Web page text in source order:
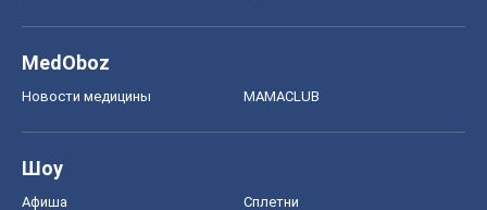
MedOboz
Новости медицины MAMACLUB
Шоу
Афиша Сплетни